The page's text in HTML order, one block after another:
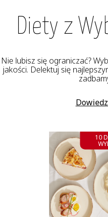
Diety z
Nie lubisz się ograniczać?
jakości. Delektuj się
10